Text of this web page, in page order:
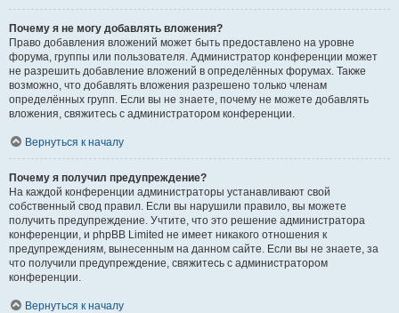
Почему я не могу добавлять вложения?
Право добавления вложений может быть предоставлено на уровне
форума, группы или пользователя. Администратор конференции может
не разрешить добавление вложений в определённых форумах. Также
возможно, что добавлять вложения разрешено только членам
определённых групп. Если вы не знаете, почему не можете добавлять
вложения, свяжитесь с администратором конференции.
Вернуться к началу
Почему я получил предупреждение?
На каждой конференции администраторы устанавливают свой
собственный свод правил. Если вы нарушили правило, вы можете
получить предупреждение. Учтите, что это решение администратора
конференции, и phpBB Limited не имеет никакого отношения к
предупреждениям, вынесенным на данном сайте. Если вы не знаете, за
что получили предупреждение, свяжитесь с администратором
конференции.
Вернуться к началу